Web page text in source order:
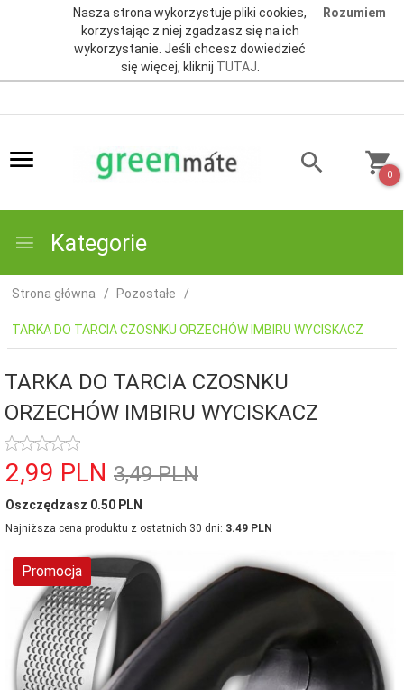
Nasza strona wykorzystuje pliki cookies,
korzystając z niej zgadzasz się na ich
wykorzystanie. Jeśli chcesz dowiedzieć
się więcej, kliknij TUTAJ.
Rozumiem
0
Kategorie
Strona główna Pozostałe
TARKA DO TARCIA CZOSNKU ORZECHÓW IMBIRU WYCISKACZ
TARKA DO TARCIA CZOSNKU
ORZECHÓW IMBIRU WYCISKACZ
2,99 PLN 3,49 PLN
Oszczędzasz 0.50 PLN
Najniższa cena produktu z ostatnich 30 dni: 3.49 PLN
Promocja